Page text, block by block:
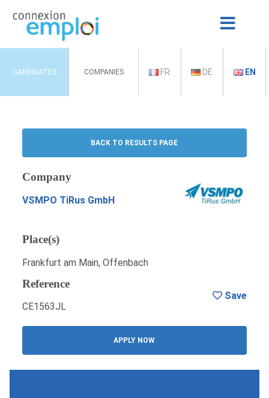
CANDIDATES COMPANIES FR DE EN
BACK TO RESULTS PAGE
Company
VSMPO TiRus GmbH
Place(s)
Frankfurt am Main, Offenbach
Reference
CE1563JL
APPLY NOW
Save